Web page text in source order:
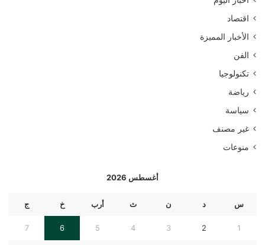
اقتصاد
الأخبار المميزة
الفن
تكنولوجيا
رياضة
سياسة
غير مصنف
منوعات
أغسطس 2026
س د ن ث أرب خ ج
1
2
3
4
5
6
7